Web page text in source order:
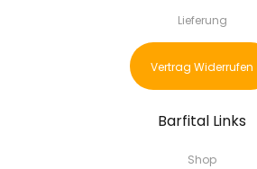
Lieferung
Vertrag Widerrufen
Barfital Links
Shop